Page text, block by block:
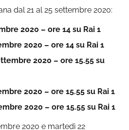
dal 21 al 25 settembre 2020:
2020 – ore 14 su Rai 1
2020 – ore 14 su Rai 1
2020 – ore 15.55 su
2020 – ore 15.55 su Rai 1
2020 – ore 15.55 su Rai 1
2020 e martedì 22